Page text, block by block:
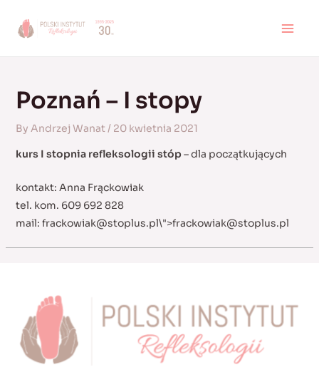
Poznań – I stopy
By Andrzej Wanat/ 20 kwietnia 2021
kurs I stopnia refleksologii stóp– dla początkujących
kontakt: Anna Frąckowiak
tel. kom. 609 692 828
mail: frackowiak@stoplus.pl\">frackowiak@stoplus.pl